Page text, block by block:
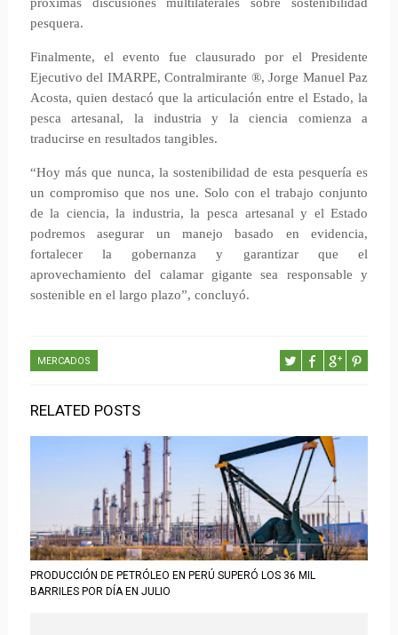
pesquera.
Finalmente, el evento fue clausurado por el Presidente
Ejecutivo del IMARPE, Contralmirante ®, Jorge Manuel Paz
Acosta, quien destacó que la articulación entre el Estado, la
pesca artesanal, la industria y la ciencia comienza a
traducirse en resultados tangibles.
“Hoy más que nunca, la sostenibilidad de esta pesquería es
un compromiso que nos une. Solo con el trabajo conjunto
de la ciencia, la industria, la pesca artesanal y el Estado
podremos asegurar un manejo basado en evidencia,
fortalecer la gobernanza y garantizar que el
aprovechamiento del calamar gigante sea responsable y
sostenible en el largo plazo”, concluyó.
MERCADOS
RELATED POSTS
PRODUCCIÓN DE PETRÓLEO EN PERÚ SUPERÓ LOS 36 MIL
BARRILES POR DÍA EN JULIO